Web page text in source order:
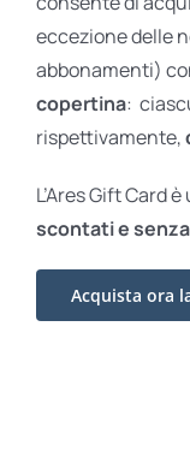
eccezione delle
abbonamenti)
copertina:
rispettivamente,
L’Ares Gift Card
scontati e
Acquista ora